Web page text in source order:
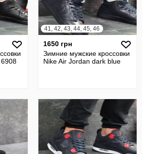
41, 42, 43, 44, 45, 46
1650 грн
Зимние мужские кроссовки
Nike Air Jordan dark blue